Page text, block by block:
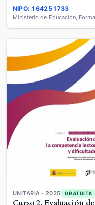
NIPO: 164251733
UNITARIA · 2025 GRATUITA